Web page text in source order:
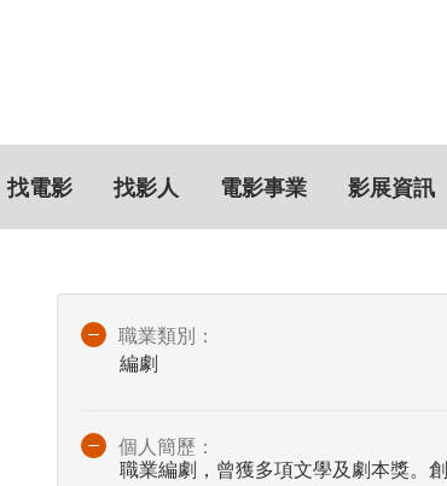
找電影 找影人 電影事業 影展資訊
職業類別：
編劇
個人簡歷：
職業編劇，曾獲多項文學及劇本獎。